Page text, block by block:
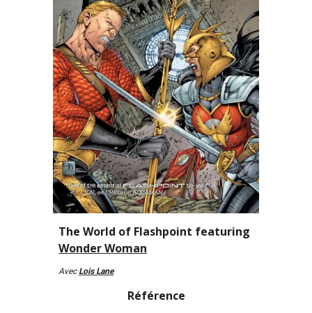
The World of Flashpoint featuring
Wonder Woman
Avec Lois Lane
Référence